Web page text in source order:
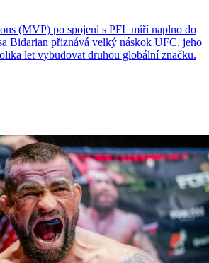
(MVP) po spojení s PFL míří naplno do
Bidarian přiznává velký náskok UFC, jeho
let vybudovat druhou globální značku.